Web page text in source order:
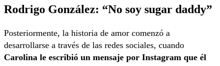
Rodrigo González: “No soy sugar daddy”
Posteriormente, la historia de amor comenzó a
desarrollarse a través de las redes sociales, cuando
Carolina le escribió un mensaje por Instagram que él